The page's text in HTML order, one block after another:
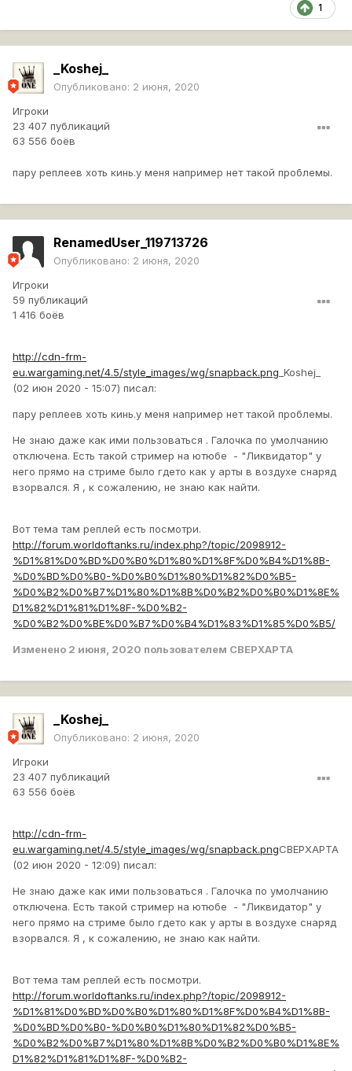
1
_Koshej_
Опубликовано: 2 июня, 2020
Игроки
23 407 публикаций
63 556 боёв
пару реплеев хоть кинь.у меня например нет такой проблемы.
RenamedUser_119713726
Опубликовано: 2 июня, 2020
Игроки
59 публикаций
1 416 боёв
http://cdn-frm-
eu.wargaming.net/4.5/style_images/wg/snapback.png _Koshej_
(02 июн 2020 - 15:07) писал:
пару реплеев хоть кинь.у меня например нет такой проблемы.
Не знаю даже как ими пользоваться . Галочка по умолчанию
отключена. Есть такой стример на ютюбе - "Ликвидатор" у
него прямо на стриме было гдето как у арты в воздухе снаряд
взорвался. Я , к сожалению, не знаю как найти.
Вот тема там реплей есть посмотри.
http://forum.worldoftanks.ru/index.php?/topic/2098912-
%D1%81%D0%BD%D0%B0%D1%80%D1%8F%D0%B4%D1%8B-
%D0%BD%D0%B0-%D0%B0%D1%80%D1%82%D0%B5-
%D0%B2%D0%B7%D1%80%D1%8B%D0%B2%D0%B0%D1%8E%
D1%82%D1%81%D1%8F-%D0%B2-
%D0%B2%D0%BE%D0%B7%D0%B4%D1%83%D1%85%D0%B5/
Изменено 2 июня, 2020 пользователем CBEPXAPTA
_Koshej_
Опубликовано: 2 июня, 2020
Игроки
23 407 публикаций
63 556 боёв
http://cdn-frm-
eu.wargaming.net/4.5/style_images/wg/snapback.pngCBEPXAPTA
(02 июн 2020 - 12:09) писал:
Не знаю даже как ими пользоваться . Галочка по умолчанию
отключена. Есть такой стример на ютюбе - "Ликвидатор" у
него прямо на стриме было гдето как у арты в воздухе снаряд
взорвался. Я , к сожалению, не знаю как найти.
Вот тема там реплей есть посмотри.
http://forum.worldoftanks.ru/index.php?/topic/2098912-
%D1%81%D0%BD%D0%B0%D1%80%D1%8F%D0%B4%D1%8B-
%D0%BD%D0%B0-%D0%B0%D1%80%D1%82%D0%B5-
%D0%B2%D0%B7%D1%80%D1%8B%D0%B2%D0%B0%D1%8E%
D1%82%D1%81%D1%8F-%D0%B2-